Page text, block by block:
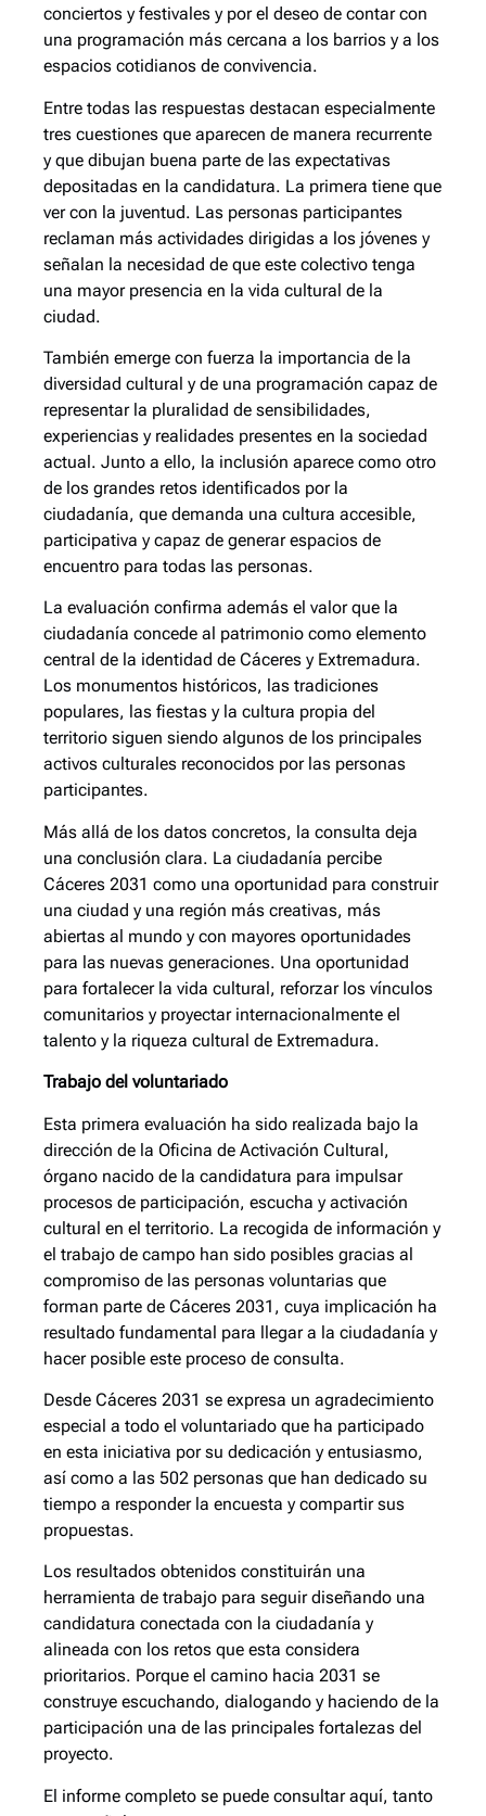
conciertos y festivales y por el deseo de contar con
una programación más cercana a los barrios y a los
espacios cotidianos de convivencia.
Entre todas las respuestas destacan especialmente
tres cuestiones que aparecen de manera recurrente
y que dibujan buena parte de las expectativas
depositadas en la candidatura. La primera tiene que
ver con la juventud. Las personas participantes
reclaman más actividades dirigidas a los jóvenes y
señalan la necesidad de que este colectivo tenga
una mayor presencia en la vida cultural de la
ciudad.
También emerge con fuerza la importancia de la
diversidad cultural y de una programación capaz de
representar la pluralidad de sensibilidades,
experiencias y realidades presentes en la sociedad
actual. Junto a ello, la inclusión aparece como otro
de los grandes retos identificados por la
ciudadanía, que demanda una cultura accesible,
participativa y capaz de generar espacios de
encuentro para todas las personas.
La evaluación confirma además el valor que la
ciudadanía concede al patrimonio como elemento
central de la identidad de Cáceres y Extremadura.
Los monumentos históricos, las tradiciones
populares, las fiestas y la cultura propia del
territorio siguen siendo algunos de los principales
activos culturales reconocidos por las personas
participantes.
Más allá de los datos concretos, la consulta deja
una conclusión clara. La ciudadanía percibe
Cáceres 2031 como una oportunidad para construir
una ciudad y una región más creativas, más
abiertas al mundo y con mayores oportunidades
para las nuevas generaciones. Una oportunidad
para fortalecer la vida cultural, reforzar los vínculos
comunitarios y proyectar internacionalmente el
talento y la riqueza cultural de Extremadura.
Trabajo del voluntariado
Esta primera evaluación ha sido realizada bajo la
dirección de la Oficina de Activación Cultural,
órgano nacido de la candidatura para impulsar
procesos de participación, escucha y activación
cultural en el territorio. La recogida de información y
el trabajo de campo han sido posibles gracias al
compromiso de las personas voluntarias que
forman parte de Cáceres 2031, cuya implicación ha
resultado fundamental para llegar a la ciudadanía y
hacer posible este proceso de consulta.
Desde Cáceres 2031 se expresa un agradecimiento
especial a todo el voluntariado que ha participado
en esta iniciativa por su dedicación y entusiasmo,
así como a las 502 personas que han dedicado su
tiempo a responder la encuesta y compartir sus
propuestas.
Los resultados obtenidos constituirán una
herramienta de trabajo para seguir diseñando una
candidatura conectada con la ciudadanía y
alineada con los retos que esta considera
prioritarios. Porque el camino hacia 2031 se
construye escuchando, dialogando y haciendo de la
participación una de las principales fortalezas del
proyecto.
El informe completo se puede consultar aquí, tanto